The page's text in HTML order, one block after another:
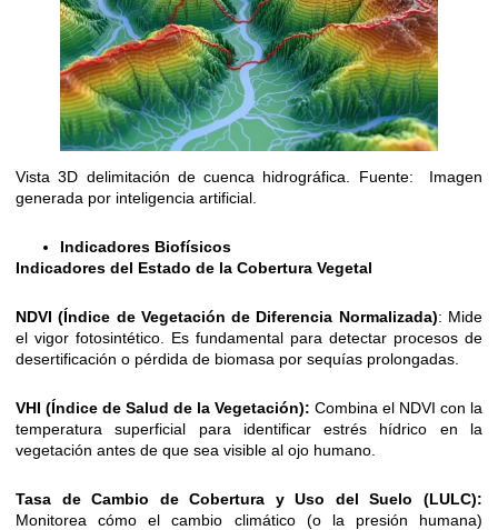
Vista 3D delimitación de cuenca hidrográfica. Fuente: Imagen
generada por inteligencia artificial.
Indicadores Biofísicos
Indicadores del Estado de la Cobertura Vegetal
NDVI (Índice de Vegetación de Diferencia Normalizada): Mide
el vigor fotosintético. Es fundamental para detectar procesos de
desertificación o pérdida de biomasa por sequías prolongadas.
VHI (Índice de Salud de la Vegetación): Combina el NDVI con la
temperatura superficial para identificar estrés hídrico en la
vegetación antes de que sea visible al ojo humano.
Tasa de Cambio de Cobertura y Uso del Suelo (LULC):
Monitorea cómo el cambio climático (o la presión humana)